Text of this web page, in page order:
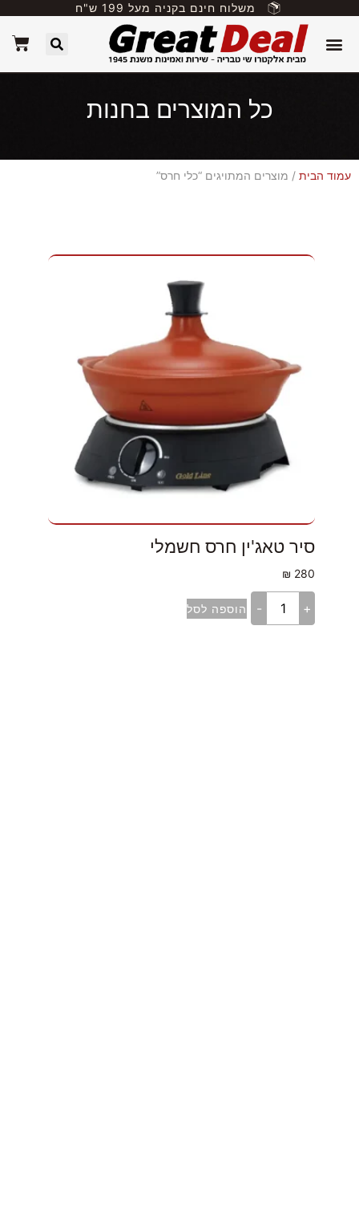
משלוח חינם בקניה מעל 199 ש"ח
כל המוצרים בחנות
עמוד הבית / מוצרים המתויגים “כלי חרס”
סיר טאג'ין חרס חשמלי
280
₪
+
- הוספה לסל